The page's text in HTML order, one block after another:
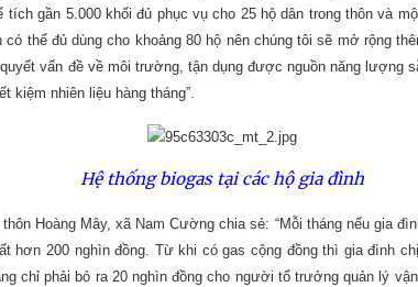
tích gần 5.000 khối đủ phục vụ cho 25 hộ dân trong thôn và
thể đủ dùng cho khoảng 80 hộ nên chúng tôi sẽ mở rộng
vấn đề về môi trường, tận dụng được nguồn năng lượng
kiệm nhiên liệu hàng tháng”.
Hệ thống biogas tại các hộ gia đình
Hoàng Mây, xã Nam Cường chia sẻ: “Mỗi tháng nếu gia
hơn 200 nghìn đồng. Từ khi có gas cộng đồng thì gia đình
chỉ phải bỏ ra 20 nghìn đồng cho người tổ trưởng quản lý